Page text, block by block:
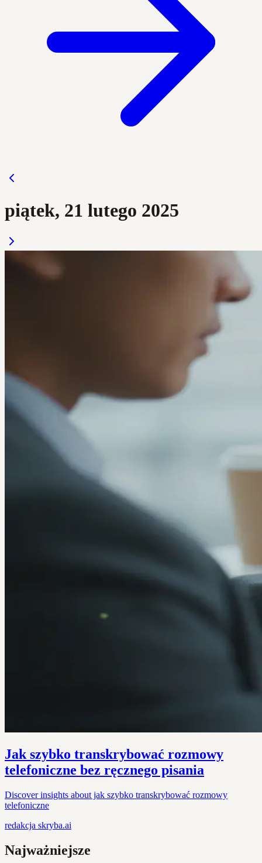
piątek, 21 lutego 2025
Jak szybko transkrybować rozmowy
telefoniczne bez ręcznego pisania
Discover insights about jak szybko transkrybować rozmowy
telefoniczne
redakcja skryba.ai
Najważniejsze